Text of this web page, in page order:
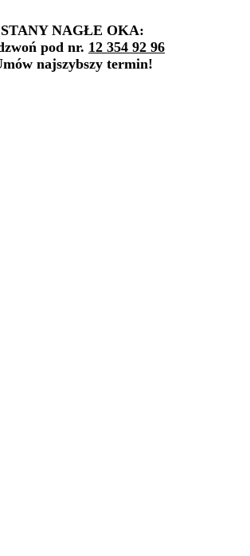
STANY NAGŁE OKA:
pod nr. 12 354 92 96
najszybszy termin!